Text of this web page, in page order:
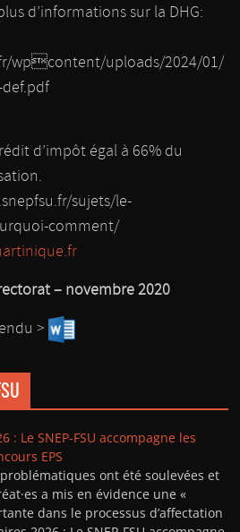
d’informations sur la DHG:
wpcontent/uploads/2024/01/
d’impôt égal à 66% du
sujets/le-
comment/
– novembre 2020
>
: Le SNEP-FSU accompagne les
EPS
ont été soulevées et
a mis en évidence une «
dans le processus d’affectation